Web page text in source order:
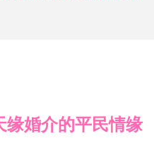
缘婚介的平民情缘